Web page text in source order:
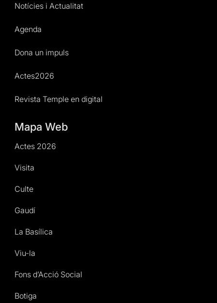
Notícies i Actualitat
Agenda
Dona un impuls
Actes2026
Revista Temple en digital
Mapa Web
Actes 2026
Visita
Culte
Gaudí
La Basílica
Viu-la
Fons d’Acció Social
Botiga